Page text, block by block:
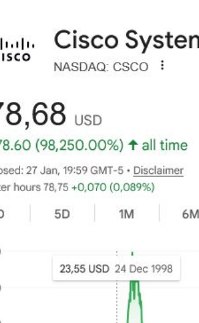
替爸扛8億債 昔宣布破產仍不埋怨
來了！「阿妹妹」睽違27年驚喜合體
空往返沖繩「全取消」加班機也喊卡
完螺殼丟隔壁桌 引發熱炒店大亂鬥
券開獎直播中
立+24小時直播 15:27
新聞台線上直播 18:00
！威力馬導入智慧營運系統提升效率
國來臨 台中「頂奢大道」逐漸成形
親節推新刮刮樂千萬頭獎超「爸」氣